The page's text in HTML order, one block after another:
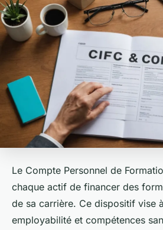
Le Compte Personnel de
chaque actif de financer des
de sa carrière. Ce dispositif vise
employabilité et compétences